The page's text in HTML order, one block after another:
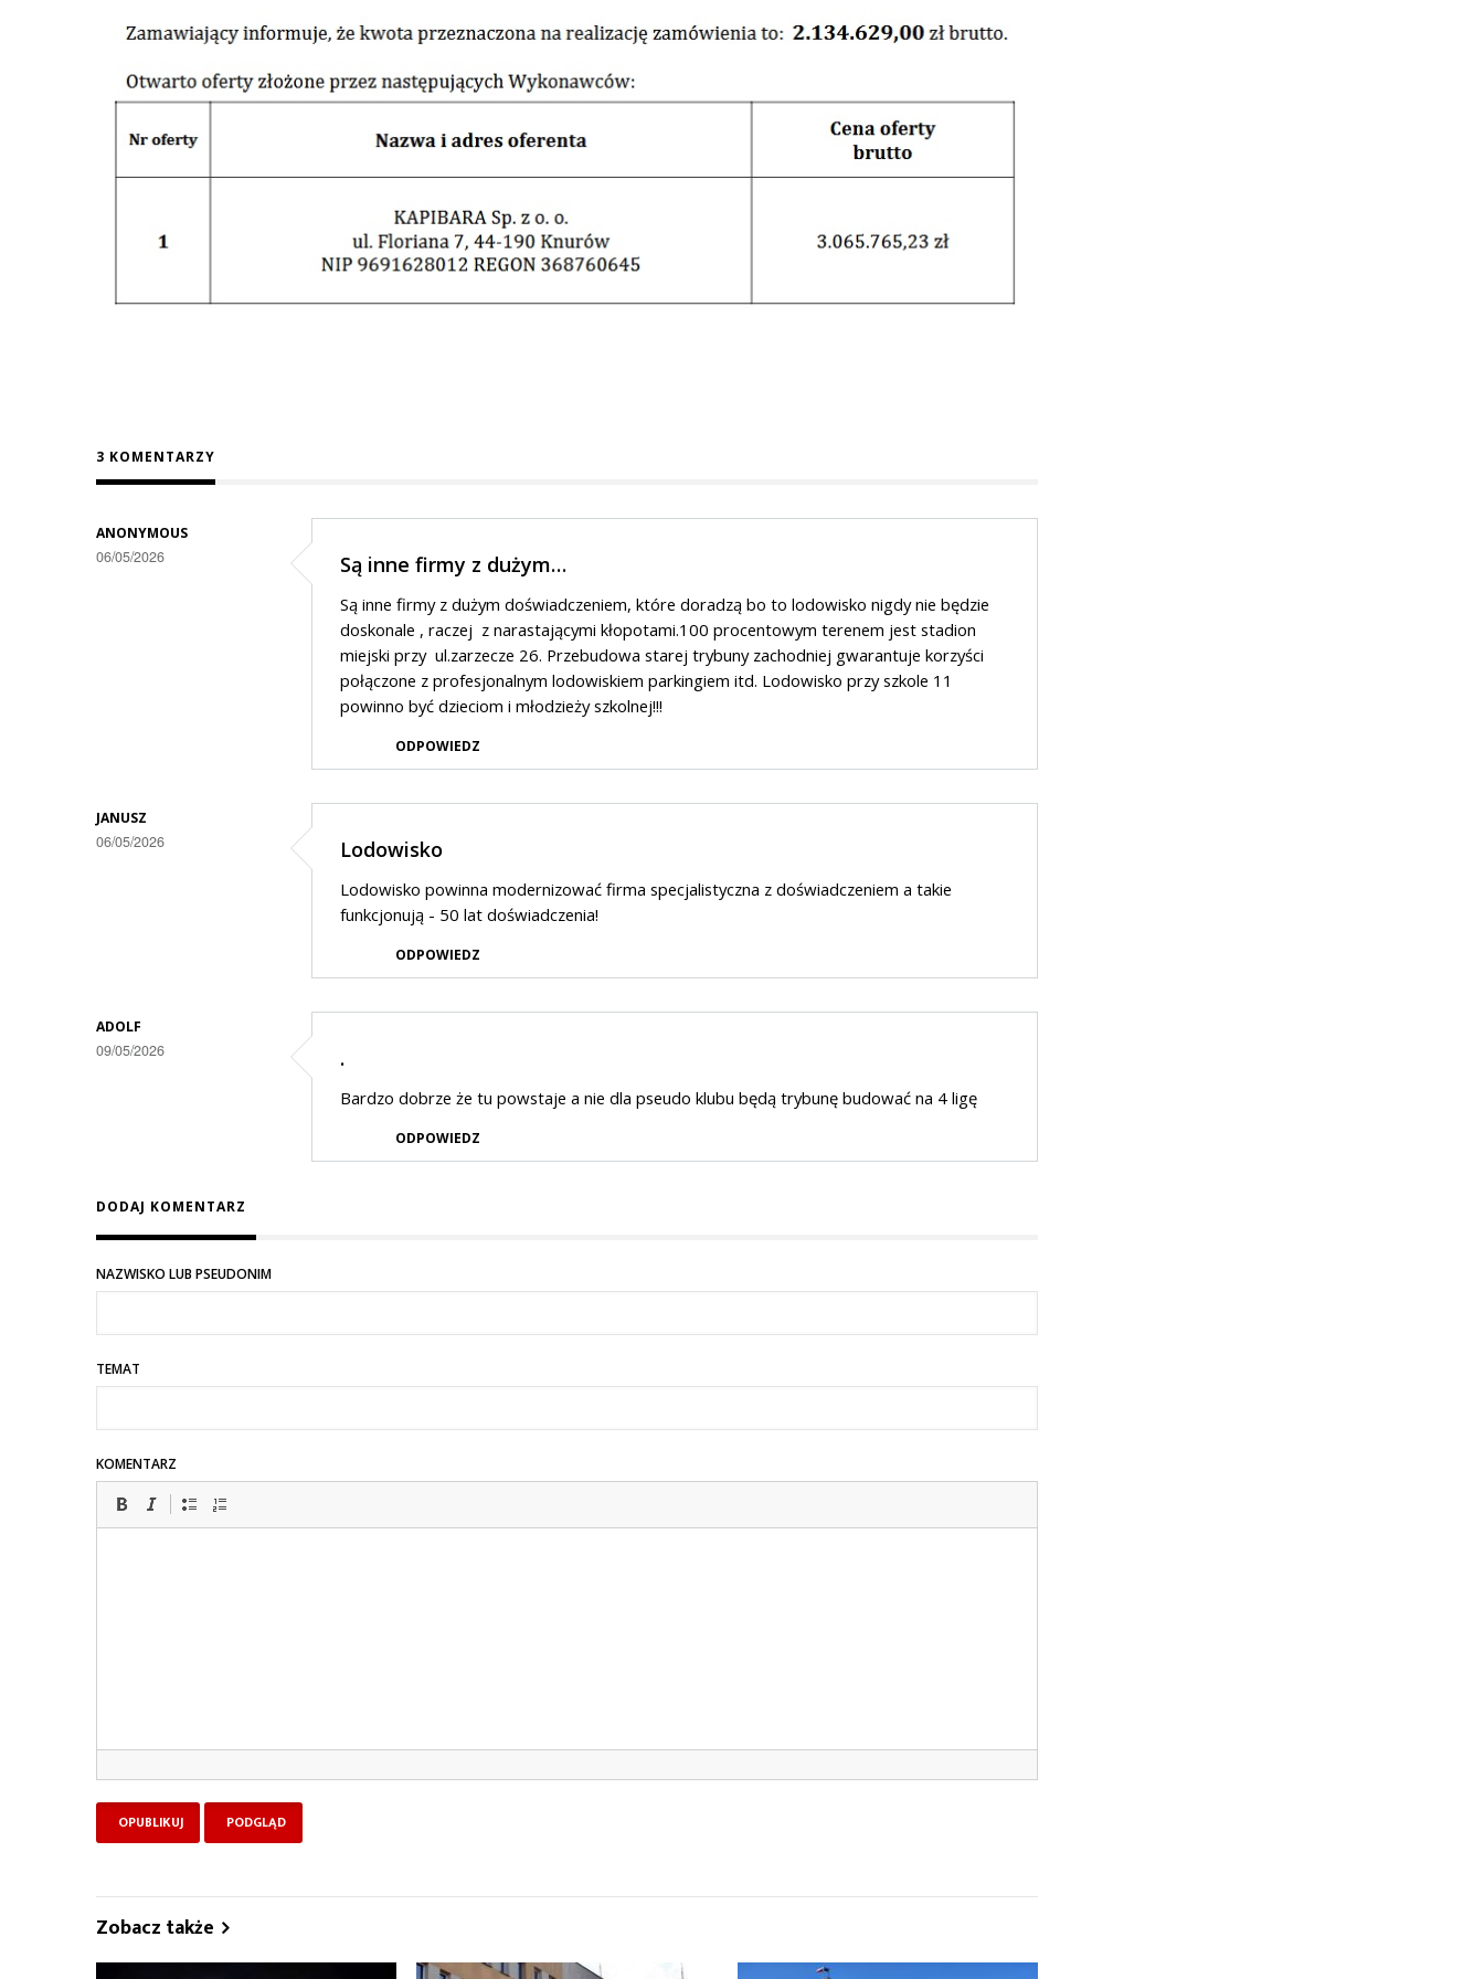
3 KOMENTARZY
ANONYMOUS
06/05/2026 Są inne firmy z dużym…
Są inne firmy z dużym doświadczeniem, które doradzą bo to lodowisko nigdy nie będzie
doskonale , raczej z narastającymi kłopotami.100 procentowym terenem jest stadion
miejski przy ul.zarzecze 26. Przebudowa starej trybuny zachodniej gwarantuje korzyści
połączone z profesjonalnym lodowiskiem parkingiem itd. Lodowisko przy szkole 11
powinno być dzieciom i młodzieży szkolnej!!!
ODPOWIEDZ
JANUSZ
06/05/2026 Lodowisko
Lodowisko powinna modernizować firma specjalistyczna z doświadczeniem a takie
funkcjonują - 50 lat doświadczenia!
ODPOWIEDZ
ADOLF
09/05/2026 .
Bardzo dobrze że tu powstaje a nie dla pseudo klubu będą trybunę budować na 4 ligę
ODPOWIEDZ
DODAJ KOMENTARZ
NAZWISKO LUB PSEUDONIM
TEMAT
KOMENTARZ
Zobacz także